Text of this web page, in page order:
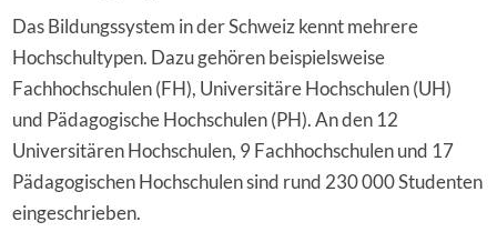
Das Bildungssystem in der Schweiz kennt mehrere
Hochschultypen. Dazu gehören beispielsweise
Fachhochschulen (FH), Universitäre Hochschulen (UH)
und Pädagogische Hochschulen (PH). An den 12
Universitären Hochschulen, 9 Fachhochschulen und 17
Pädagogischen Hochschulen sind rund 230 000 Studenten
eingeschrieben.